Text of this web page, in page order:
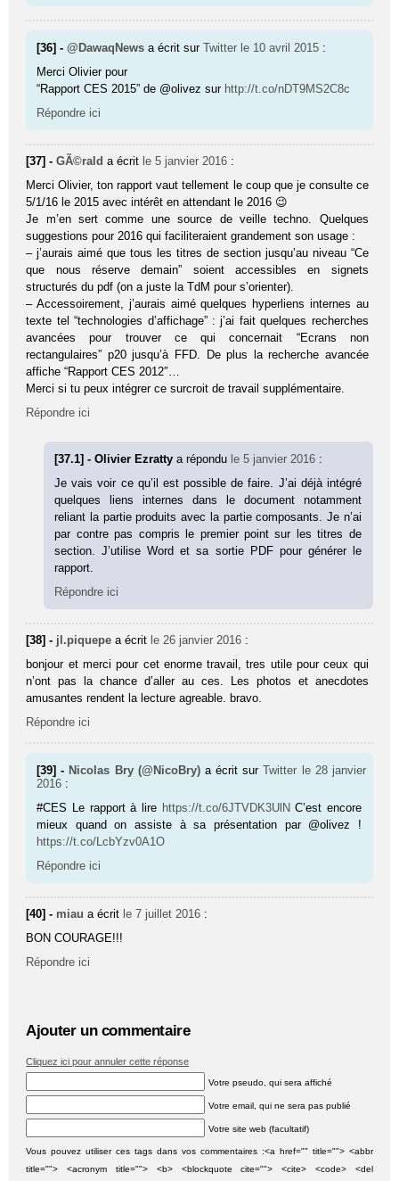
[36] -@DawaqNews a écrit surTwitter le 10 avril 2015 :
Merci Olivier pour
“Rapport CES 2015” de @olivez sur http://t.co/nDT9MS2C8c
Répondre ici
[37] -GÃ©rald a écrit le 5 janvier 2016 :
Merci Olivier, ton rapport vaut tellement le coup que je consulte ce
5/1/16 le 2015 avec intérêt en attendant le 2016 😉
Je m’en sert comme une source de veille techno. Quelques
suggestions pour 2016 qui faciliteraient grandement son usage :
– j’aurais aimé que tous les titres de section jusqu’au niveau “Ce
que nous réserve demain” soient accessibles en signets
structurés du pdf (on a juste la TdM pour s’orienter).
– Accessoirement, j’aurais aimé quelques hyperliens internes au
texte tel “technologies d’affichage” : j’ai fait quelques recherches
avancées pour trouver ce qui concernait “Ecrans non
rectangulaires” p20 jusqu’à FFD. De plus la recherche avancée
affiche “Rapport CES 2012″…
Merci si tu peux intégrer ce surcroit de travail supplémentaire.
Répondre ici
[37.1] - Olivier Ezrattya répondu le 5 janvier 2016 :
Je vais voir ce qu’il est possible de faire. J’ai déjà intégré
quelques liens internes dans le document notamment
reliant la partie produits avec la partie composants. Je n’ai
par contre pas compris le premier point sur les titres de
section. J’utilise Word et sa sortie PDF pour générer le
rapport.
Répondre ici
[38] - jl.piquepe a écrit le 26 janvier 2016 :
bonjour et merci pour cet enorme travail, tres utile pour ceux qui
n’ont pas la chance d’aller au ces. Les photos et anecdotes
amusantes rendent la lecture agreable. bravo.
Répondre ici
[39] - Nicolas Bry (@NicoBry) a écrit surTwitter le 28 janvier
2016 :
#CES Le rapport à lire https://t.co/6JTVDK3UlN C’est encore
mieux quand on assiste à sa présentation par @olivez !
https://t.co/LcbYzv0A1O
Répondre ici
[40] - miau a écrit le 7 juillet 2016 :
BON COURAGE!!!
Répondre ici
Ajouter un commentaire
Cliquez ici pour annuler cette réponse
Votre pseudo, qui sera affiché
Votre email, qui ne sera pas publié
Votre site web (facultatif)
Vous pouvez utiliser ces tags dans vos commentaires :<a href="" title=""> <abbr
title=""> <acronym title=""> <b> <blockquote cite=""> <cite> <code> <del